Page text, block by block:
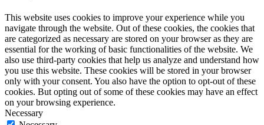
This website uses cookies to improve your experience while you
navigate through the website. Out of these cookies, the cookies that
are categorized as necessary are stored on your browser as they are
essential for the working of basic functionalities of the website. We
also use third-party cookies that help us analyze and understand how
you use this website. These cookies will be stored in your browser
only with your consent. You also have the option to opt-out of these
cookies. But opting out of some of these cookies may have an effect
on your browsing experience.
Necessary